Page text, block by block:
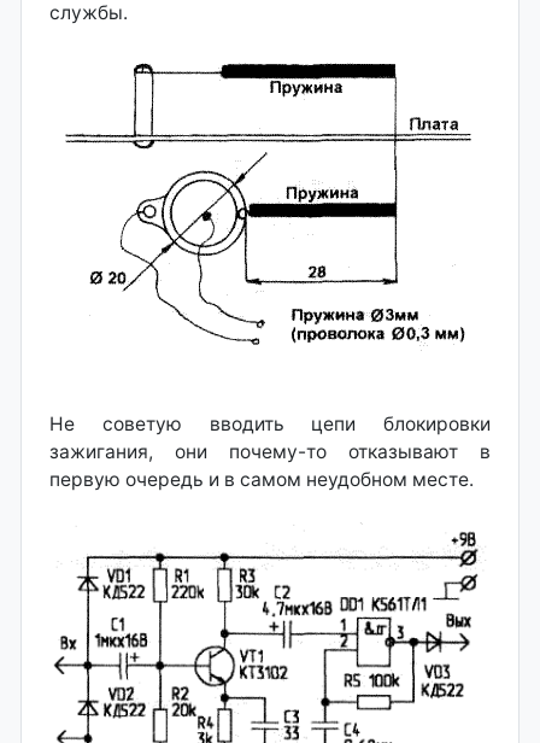
службы.
Не советую вводить цепи блокировки
зажигания, они почему-то отказывают в
первую очередь и в самом неудобном месте.